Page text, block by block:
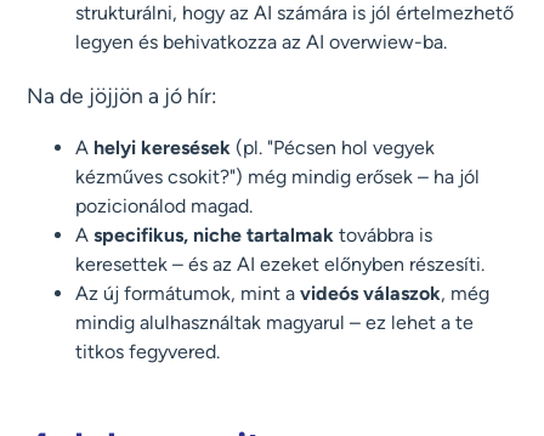
strukturálni, hogy az AI számára is jól értelmezhető
legyen és behivatkozza az AI overwiew-ba.
Na de jöjjön a jó hír:
A helyi keresések (pl. "Pécsen hol vegyek
kézműves csokit?") még mindig erősek – ha jól
pozicionálod magad.
Aspecifikus, niche tartalmak továbbra is
keresettek – és az AI ezeket előnyben részesíti.
Az új formátumok, mint avideós válaszok, még
mindig alulhasználtak magyarul – ez lehet a te
titkos fegyvered.